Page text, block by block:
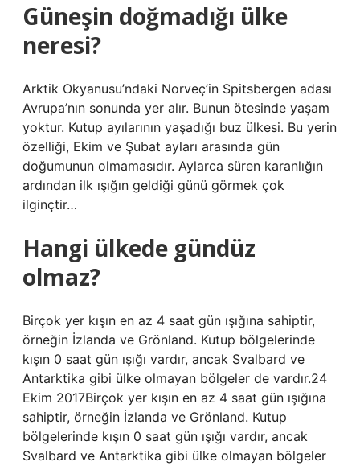
Güneşin doğmadığı ülke
neresi?
Arktik Okyanusu’ndaki Norveç’in Spitsbergen adası
Avrupa’nın sonunda yer alır. Bunun ötesinde yaşam
yoktur. Kutup ayılarının yaşadığı buz ülkesi. Bu yerin
özelliği, Ekim ve Şubat ayları arasında gün
doğumunun olmamasıdır. Aylarca süren karanlığın
ardından ilk ışığın geldiği günü görmek çok
ilginçtir…
Hangi ülkede gündüz
olmaz?
Birçok yer kışın en az 4 saat gün ışığına sahiptir,
örneğin İzlanda ve Grönland. Kutup bölgelerinde
kışın 0 saat gün ışığı vardır, ancak Svalbard ve
Antarktika gibi ülke olmayan bölgeler de vardır.24
Ekim 2017Birçok yer kışın en az 4 saat gün ışığına
sahiptir, örneğin İzlanda ve Grönland. Kutup
bölgelerinde kışın 0 saat gün ışığı vardır, ancak
Svalbard ve Antarktika gibi ülke olmayan bölgeler